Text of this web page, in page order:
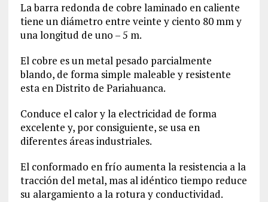
La barra redonda de cobre laminado en caliente
tiene un diámetro entre veinte y ciento 80 mm y
una longitud de uno – 5 m.
El cobre es un metal pesado parcialmente
blando, de forma simple maleable y resistente
esta en Distrito de Pariahuanca.
Conduce el calor y la electricidad de forma
excelente y, por consiguiente, se usa en
diferentes áreas industriales.
El conformado en frío aumenta la resistencia a la
tracción del metal, mas al idéntico tiempo reduce
su alargamiento a la rotura y conductividad.